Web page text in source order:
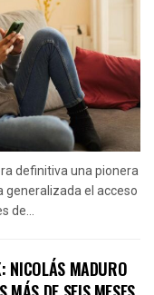
definitiva una pionera
generalizada el acceso
de...
NICOLÁS MADURO